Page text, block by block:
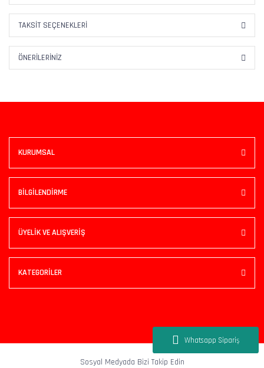
TAKSIT SEÇENEKLERI
ÖNERILERINIZ
KURUMSAL
BİLGİLENDİRME
ÜYELİK VE ALIŞVERİŞ
KATEGORİLER
Sosyal Medyada Bizi Takip Edin